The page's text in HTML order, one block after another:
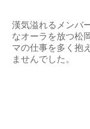
漢気溢れるメンバ
なオーラを放つ松
マの仕事を多く抱
ませんでした。